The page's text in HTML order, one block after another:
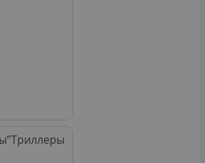
Триллеры